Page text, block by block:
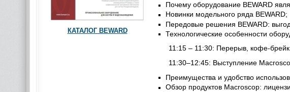
Почему оборудование BEWARD
Новинки модельного ряда BEWARD;
Передовые решения BEWARD:
Технологические особенности
11:15 – 11:30: Перерыв, кофе-брейк.
11:30–12:45: Выступление
Преимущества и удобство
Обзор продуктов Macroscop:
КАТАЛОГ BEWARD